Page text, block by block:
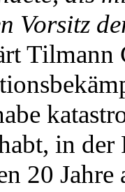
Vorsitz
Tilmann
in der
20 Jahre